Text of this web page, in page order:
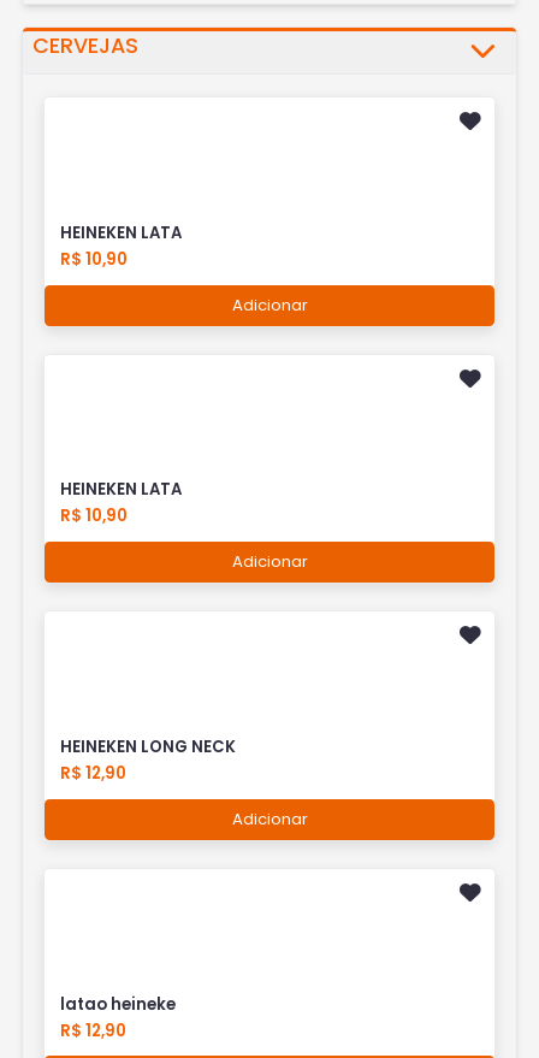
CERVEJAS
HEINEKEN LATA
R$ 10,90
Adicionar
HEINEKEN LATA
R$ 10,90
Adicionar
HEINEKEN LONG NECK
R$ 12,90
Adicionar
latao heineke
R$ 12,90